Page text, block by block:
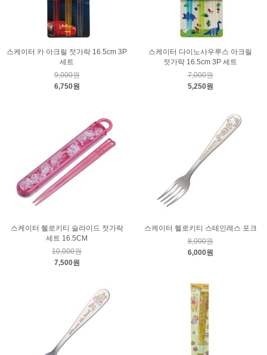
스케이터 카 아크릴 젓가락 16.5cm 3P
세트
9,000원
6,750원
스케이터 다이노사우루스 아크릴
젓가락 16.5cm 3P 세트
7,000원
5,250원
스케이터 헬로키티 슬라이드 젓가락
세트 16.5CM
10,000원
7,500원
스케이터 헬로키티 스테인레스 포크
8,000원
6,000원